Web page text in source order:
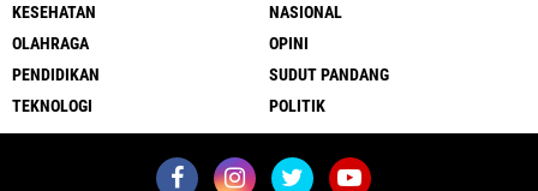
KESEHATAN
NASIONAL
OLAHRAGA
OPINI
PENDIDIKAN
SUDUT PANDANG
TEKNOLOGI
POLITIK